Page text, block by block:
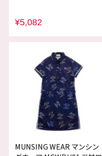
¥5,082
MUNSING WEAR マンシン